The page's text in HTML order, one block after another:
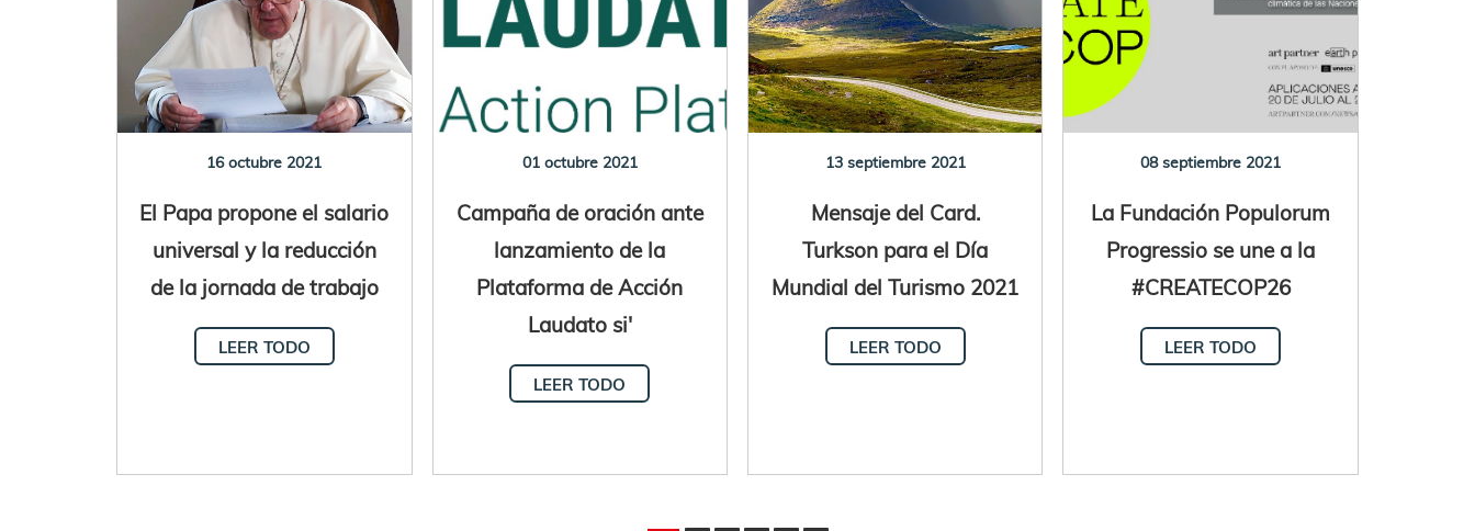
16 octubre 2021
El Papa propone el salario
universal y la reducción
de la jornada de trabajo
LEER TODO
01 octubre 2021
Campaña de oración ante
lanzamiento de la
Plataforma de Acción
Laudato si'
LEER TODO
13 septiembre 2021
Mensaje del Card.
Turkson para el Día
Mundial del Turismo 2021
LEER TODO
08 septiembre 2021
La Fundación Populorum
Progressio se une a la
#CREATECOP26
LEER TODO